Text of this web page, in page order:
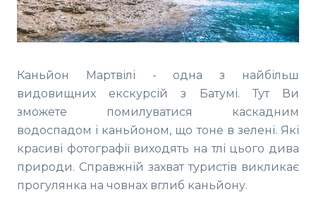
Каньйон Мартвілі - одна з найбільш
видовищних екскурсій з Батумі. Тут Ви
зможете помилуватися каскадним
водоспадом і каньйоном, що тоне в зелені. Які
красиві фотографії виходять на тлі цього дива
природи. Справжній захват туристів викликає
прогулянка на човнах вглиб каньйону.